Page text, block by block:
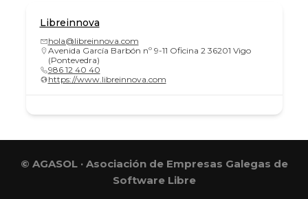
Libreinnova
hola@libreinnova.com
Avenida García Barbón nº 9-11 Oficina 2 36201 Vigo
(Pontevedra)
986 12 40 40
https://www.libreinnova.com
© AGASOL · Asociación de Empresas Galegas de
Software Libre